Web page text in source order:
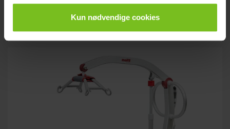
Kun nødvendige cookies
Molift Mover 300